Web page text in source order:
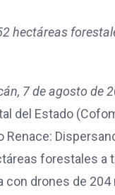
hectáreas
7 de agosto de
del Estado
Renace:
forestales a
con drones de 204